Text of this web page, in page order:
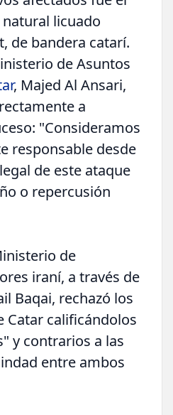
licuado
de bandera catarí.
de Asuntos
, Majed Al Ansari,
a
"Consideramos
responsable desde
de este ataque
o repercusión
de
iraní, a través de
Baqai, rechazó los
Catar calificándolos
y contrarios a las
entre ambos